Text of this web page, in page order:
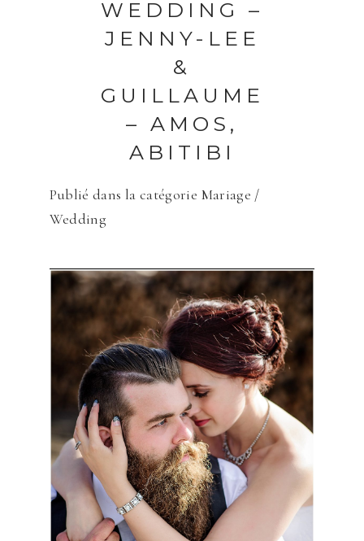
WEDDING –
JENNY-LEE
&
GUILLAUME
– AMOS,
ABITIBI
Publié dans la catégorie Mariage /
Wedding